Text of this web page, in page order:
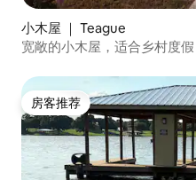
小木屋 ｜ Teague
宽敞的小木屋，适合乡村度假
房客推荐
房客推荐